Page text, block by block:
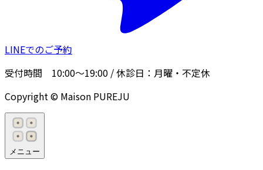
LINEでのご予約
受付時間 10:00〜19:00 / 休診日： 月曜・不定休
Copyright © Maison PUREJU
メニュー